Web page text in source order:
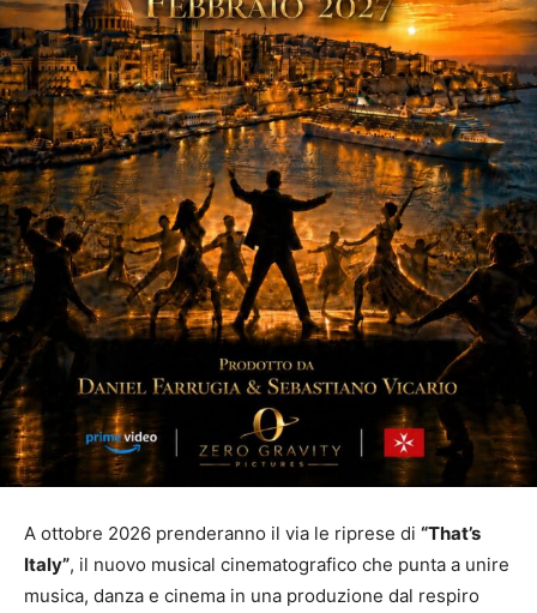
A ottobre 2026 prenderanno il via le riprese di “That’s
Italy”, il nuovo musical cinematografico che punta a unire
musica, danza e cinema in una produzione dal respiro